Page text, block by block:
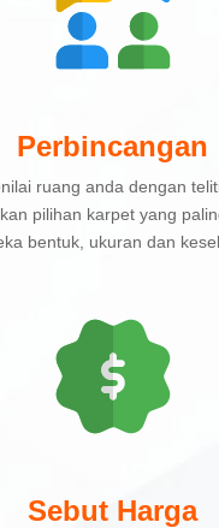
Perbincangan
ruang anda dengan
pilihan karpet yang
bentuk, ukuran dan
Sebut Harga